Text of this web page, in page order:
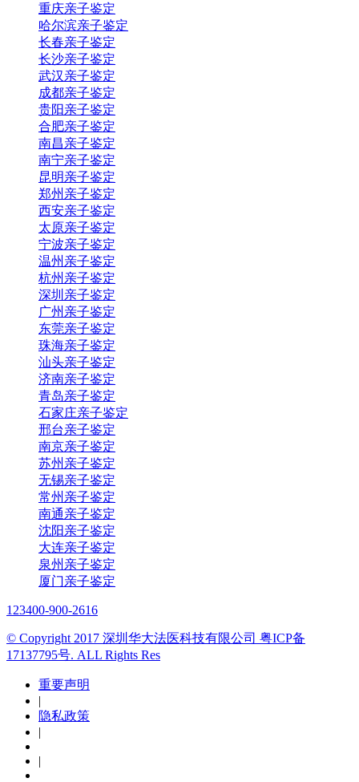
重庆亲子鉴定
哈尔滨亲子鉴定
长春亲子鉴定
长沙亲子鉴定
武汉亲子鉴定
成都亲子鉴定
贵阳亲子鉴定
合肥亲子鉴定
南昌亲子鉴定
南宁亲子鉴定
昆明亲子鉴定
郑州亲子鉴定
西安亲子鉴定
太原亲子鉴定
宁波亲子鉴定
温州亲子鉴定
杭州亲子鉴定
深圳亲子鉴定
广州亲子鉴定
东莞亲子鉴定
珠海亲子鉴定
汕头亲子鉴定
济南亲子鉴定
青岛亲子鉴定
石家庄亲子鉴定
邢台亲子鉴定
南京亲子鉴定
苏州亲子鉴定
无锡亲子鉴定
常州亲子鉴定
南通亲子鉴定
沈阳亲子鉴定
大连亲子鉴定
泉州亲子鉴定
厦门亲子鉴定
123400-900-2616
© Copyright 2017 深圳华大法医科技有限公司 粤ICP备
17137795号. ALL Rights Res
重要声明
|
隐私政策
|
|